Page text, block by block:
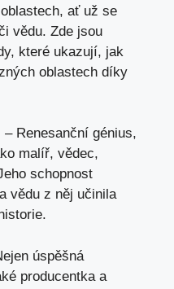
ať už se
vědu. Zde jsou‍
které ukazují, jak
oblastech díky
– Renesanční génius,
malíř, vědec,
schopnost
vědu z něj učinila
úspěšná‌
producentka a